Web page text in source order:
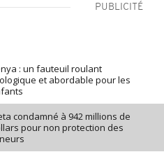
PUBLICITÉ
: un fauteuil roulant
et abordable pour les
condamné à 942 millions de
pour non protection des